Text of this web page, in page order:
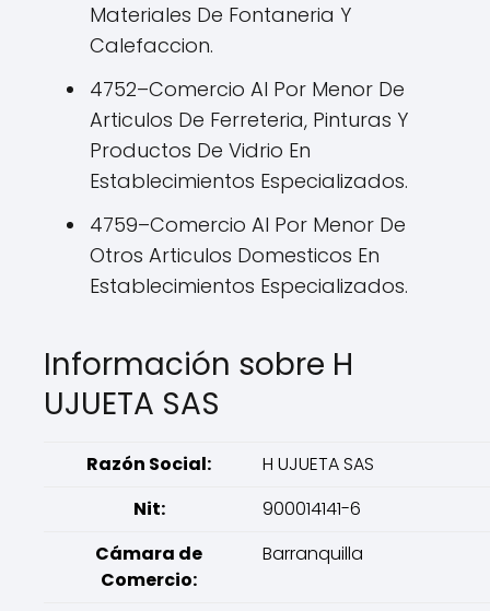
Materiales De Fontaneria Y
Calefaccion.
4752–Comercio Al Por Menor De
Articulos De Ferreteria, Pinturas Y
Productos De Vidrio En
Establecimientos Especializados.
4759–Comercio Al Por Menor De
Otros Articulos Domesticos En
Establecimientos Especializados.
Información sobre H
UJUETA SAS
Razón Social:
H UJUETA SAS
Nit:
900014141-6
Cámara de
Comercio:
Barranquilla